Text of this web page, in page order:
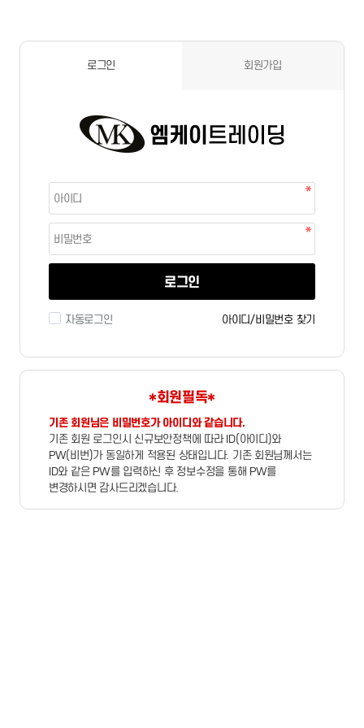
로그인 회원가입
로그인
자동로그인 아이디/비밀번호 찾기
*회원필독*
기존 회원님은 비밀번호가 아이디와 같습니다.
기존 회원 로그인시 신규보안정책에 따라 ID(아이디)와
PW(비번)가 동일하게 적용된 상태입니다. 기존 회원님께서는
ID와 같은 PW를 입력하신 후 정보수정을 통해 PW를
변경하시면 감사드리겠습니다.